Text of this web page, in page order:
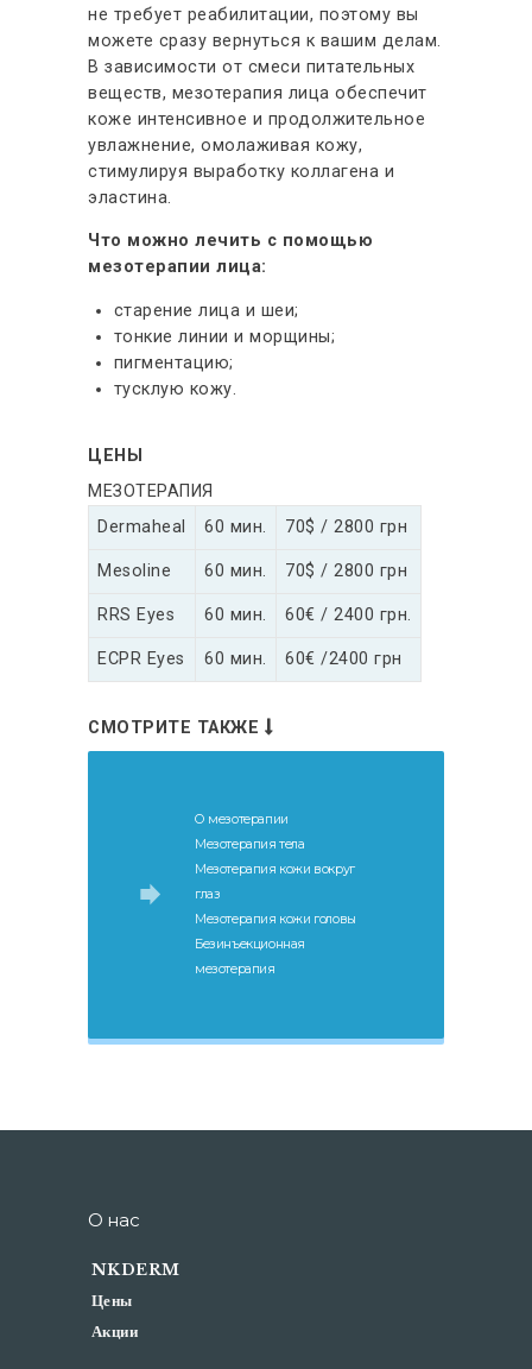
не требует реабилитации, поэтому вы
можете сразу вернуться к вашим делам.
В зависимости от смеси питательных
веществ, мезотерапия лица обеспечит
коже интенсивное и продолжительное
увлажнение, омолаживая кожу,
стимулируя выработку коллагена и
эластина.
Что можно лечить с помощью
мезотерапии лица:
старение лица и шеи;
тонкие линии и морщины;
пигментацию;
тусклую кожу.
ЦЕНЫ
МЕЗОТЕРАПИЯ
Dermaheal
60 мин. 70$ / 2800 грн
Mesoline 60 мин. 70$ / 2800 грн
RRS Eyes 60 мин. 60€ / 2400 грн.
ECPR Eyes 60 мин. 60€ /2400 грн
СМОТРИТЕ ТАКЖЕ
О мезотерапии
Мезотерапия тела
Мезотерапия кожи вокруг
глаз
Мезотерапия кожи головы
Безинъекционная
мезотерапия
О нас
NKDERM
Цены
Акции